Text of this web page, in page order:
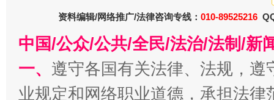
在谋一域中谋全局
今
资料编辑/网络推广/法律咨询专线： 010-89525216
中国/公众/公共/全民/法治/法制/新
一、 遵守各国有关法律、法规，
业规定和网络职业道德，承担法